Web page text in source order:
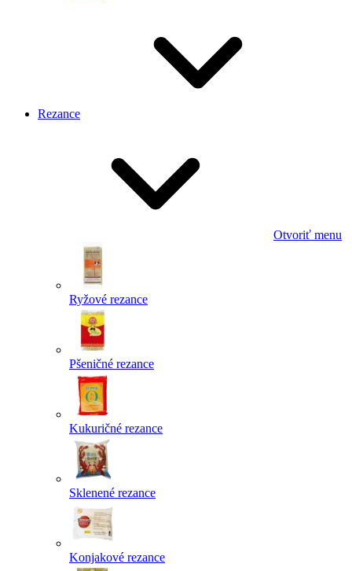
Rezance
Otvoriť menu
Ryžové rezance
Pšeničné rezance
Kukuričné rezance
Sklenené rezance
Konjakové rezance